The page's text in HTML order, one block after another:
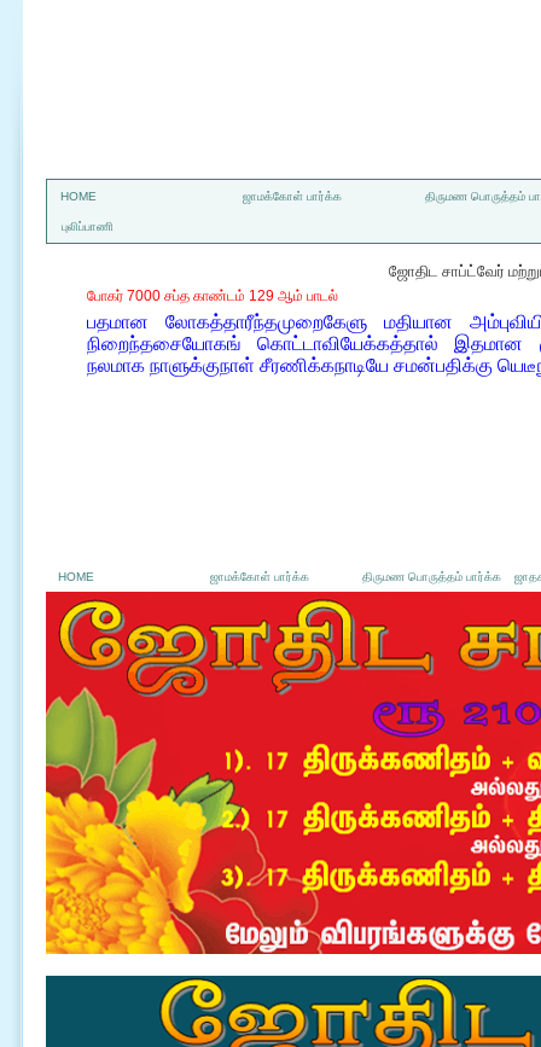
HOME ஜாமக்கோள் பார்க்க திருமண பொருத்தம்
புலிப்பாணி
ஜோதிட சாப்ட்வேர்
போகர் 7000 சப்த காண்டம் 129 ஆம் பாடல்
பதமான லோகத்தாரீந்தமுறைகேளு மதியான
நிறைந்தசையோகங் கொட்டாவியேக்கத்தால் இதமான
நலமாக நாளுக்குநாள் சீரணிக்கநாடியே சமன்பதிக்கு
HOME ஜாமக்கோள் பார்க்க திருமண பொருத்தம் பார்க்க